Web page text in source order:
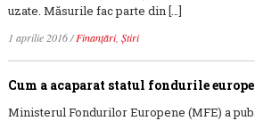
uzate. Măsurile fac parte din […]
1 aprilie 2016/Finanțări, Știri
Cum a acaparat statul fondurile
Ministerul Fondurilor Europene (MFE) a